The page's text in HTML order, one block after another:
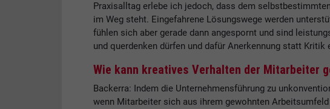
Praxisalltag erlebe ich jedoch, dass dem
im Weg steht. Eingefahrene Lösungswege werden
fühlen sich aber gerade dann angespornt und sind
und querdenken dürfen und dafür Anerkennung statt Kritik
Wie kann kreatives Verhalten der Mitarbeiter
Backerra: Indem die Unternehmensführung zu
wenn Mitarbeiter sich aus ihrem gewohnten